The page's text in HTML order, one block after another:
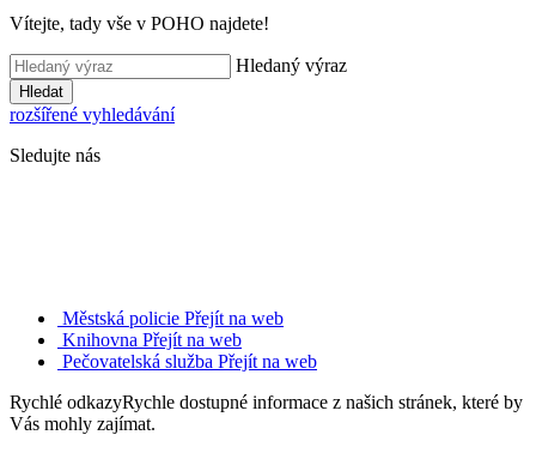
Vítejte, tady vše v POHO najdete!
Hledaný výraz
Hledat
rozšířené vyhledávání
Sledujte nás
Městská policie Přejít na web
Knihovna Přejít na web
Pečovatelská služba Přejít na web
Rychlé odkazyRychle dostupné informace z našich stránek, které by
Vás mohly zajímat.